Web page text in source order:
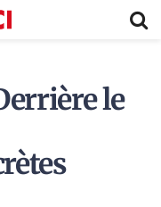
le